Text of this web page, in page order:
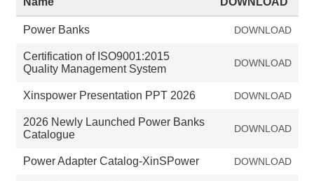
Power Banks DOWNLOAD
Certification of ISO9001:2015
Quality Management System
DOWNLOAD
Xinspower Presentation PPT 2026 DOWNLOAD
2026 Newly Launched Power Banks
Catalogue
DOWNLOAD
Power Adapter Catalog-XinSPower DOWNLOAD